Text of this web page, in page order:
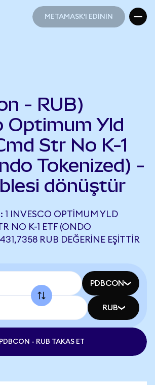
METAMASK'I EDİNİN
- RUB)
Optimum Yld
Str No K-1
Tokenized) -
dönüştür
1 INVESCO OPTIMUM YLD
NO K-1 ETF (ONDO
RUB DEĞERINE EŞITTIR
PDBCON
RUB
PDBCON - RUB TAKAS ET